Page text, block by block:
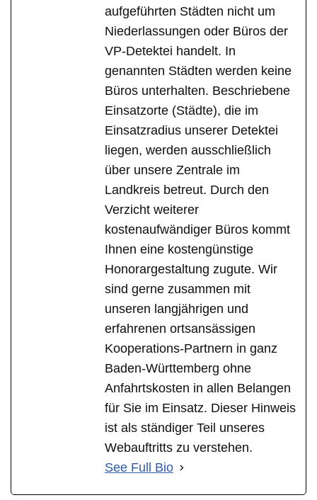
aufgeführten Städten nicht um
Niederlassungen oder Büros der
VP-Detektei handelt. In
genannten Städten werden keine
Büros unterhalten. Beschriebene
Einsatzorte (Städte), die im
Einsatzradius unserer Detektei
liegen, werden ausschließlich
über unsere Zentrale im
Landkreis betreut. Durch den
Verzicht weiterer
kostenaufwändiger Büros kommt
Ihnen eine kostengünstige
Honorargestaltung zugute. Wir
sind gerne zusammen mit
unseren langjährigen und
erfahrenen ortsansässigen
Kooperations-Partnern in ganz
Baden-Württemberg ohne
Anfahrtskosten in allen Belangen
für Sie im Einsatz. Dieser Hinweis
ist als ständiger Teil unseres
Webauftritts zu verstehen.
See Full Bio